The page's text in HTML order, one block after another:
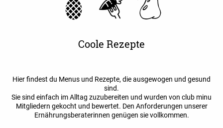
Coole Rezepte
Hier findest du Menus und Rezepte, die ausgewogen und gesund
sind.
Sie sind einfach im Alltag zuzubereiten und wurden von club minu
Mitgliedern gekocht und bewertet. Den Anforderungen unserer
Ernährungsberaterinnen genügen sie vollkommen.